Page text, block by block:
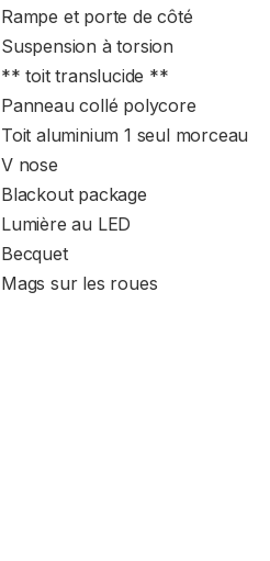
Rampe et porte de côté
Suspension à torsion
** toit translucide **
Panneau collé polycore
Toit aluminium 1 seul morceau
V nose
Blackout package
Lumière au LED
Becquet
Mags sur les roues